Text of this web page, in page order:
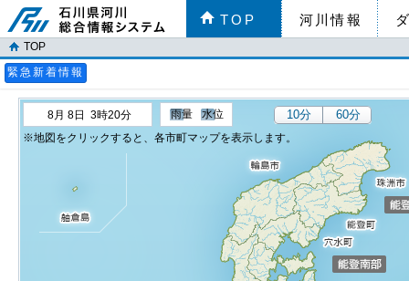
TOP 河川情報
TOP
緊急新着情報
8月 8日 3時20分 雨量 水位 10分 60分
地図をクリックすると、各市町マップを表示します。